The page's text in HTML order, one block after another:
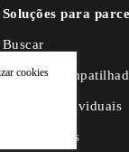
Soluções para
Buscar
Imóveis
Imóveis individuais
Proprietários
cookies